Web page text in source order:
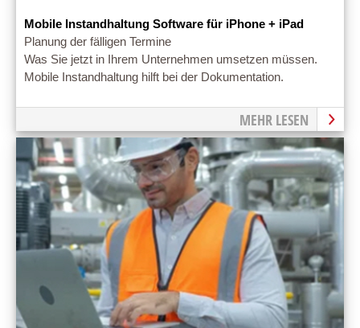
Mobile Instandhaltung Software für iPhone + iPad
Planung der fälligen Termine
Was Sie jetzt in Ihrem Unternehmen umsetzen müssen.
Mobile Instandhaltung hilft bei der Dokumentation.
MEHR LESEN